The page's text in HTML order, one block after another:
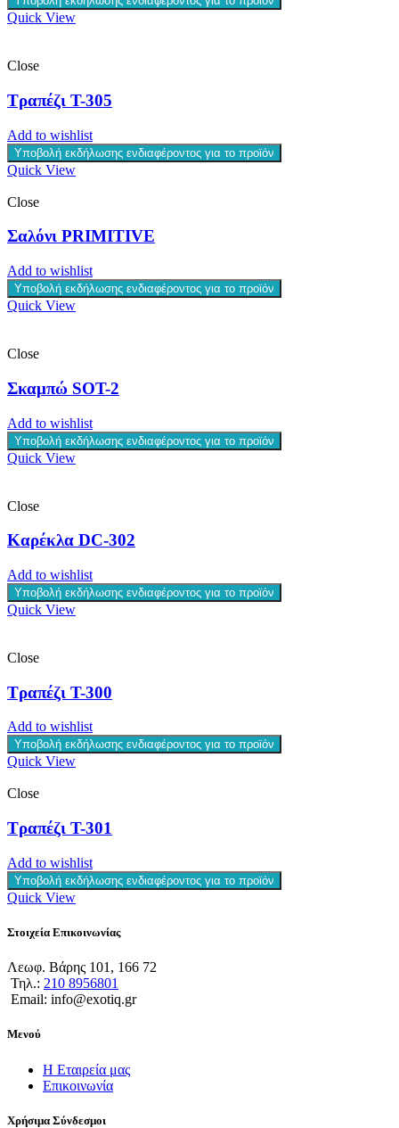
Quick View
Close
Τραπέζι T-305
Add to wishlist
Υποβολή εκδήλωσης ενδιαφέροντος για το προϊόν
Quick View
Close
Σαλόνι PRIMITIVE
Add to wishlist
Υποβολή εκδήλωσης ενδιαφέροντος για το προϊόν
Quick View
Close
Σκαμπώ SOT-2
Add to wishlist
Υποβολή εκδήλωσης ενδιαφέροντος για το προϊόν
Quick View
Close
Καρέκλα DC-302
Add to wishlist
Υποβολή εκδήλωσης ενδιαφέροντος για το προϊόν
Quick View
Close
Τραπέζι T-300
Add to wishlist
Υποβολή εκδήλωσης ενδιαφέροντος για το προϊόν
Quick View
Close
Τραπέζι T-301
Add to wishlist
Υποβολή εκδήλωσης ενδιαφέροντος για το προϊόν
Quick View
Στοιχεία Επικοινωνίας
Λεωφ. Βάρης 101, 166 72
Τηλ.: 210 8956801
Email: info@exotiq.gr
Μενού
Η Εταιρεία μας
Επικοινωνία
Χρήσιμα Σύνδεσμοι